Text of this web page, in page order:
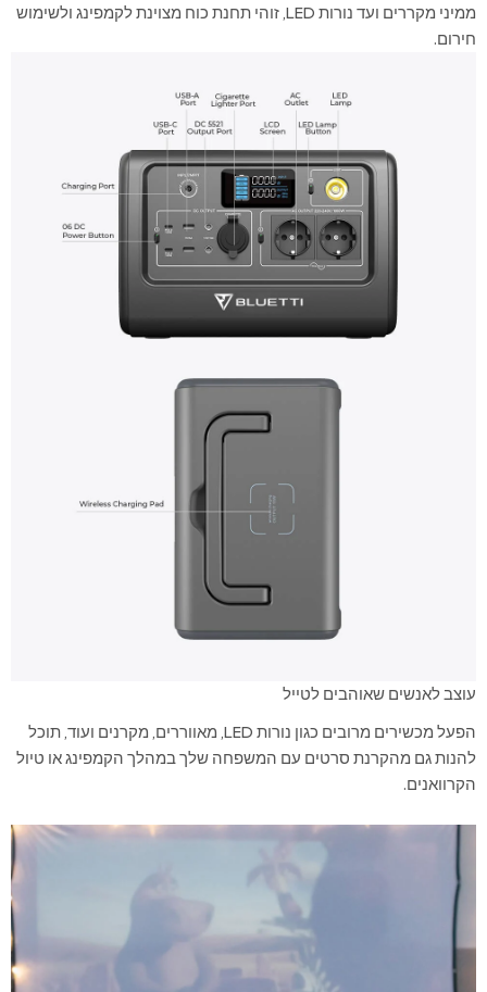
ממיני מקררים ועד נורות LED, זוהי תחנת כוח מצוינת לקמפינג ולשימוש
חירום.
עוצב לאנשים שאוהבים לטייל
הפעל מכשירים מרובים כגון נורות LED, מאווררים, מקרנים ועוד, תוכל
להנות גם מהקרנת סרטים עם המשפחה שלך במהלך הקמפינג או טיול
הקרוואנים.